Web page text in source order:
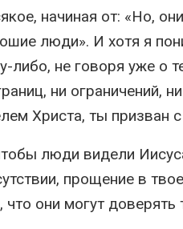
начиная от: «Но,
люди». И хотя я
либо, не говоря уже о
ни ограничений,
Христа, ты призван
люди видели
прощение в
что они могут